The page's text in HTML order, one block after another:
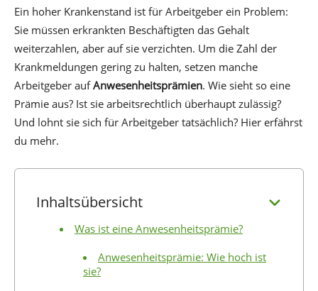
Ein hoher Krankenstand ist für Arbeitgeber ein Problem:
Sie müssen erkrankten Beschäftigten das Gehalt
weiterzahlen, aber auf sie verzichten. Um die Zahl der
Krankmeldungen gering zu halten, setzen manche
Arbeitgeber aufAnwesenheitsprämien. Wie sieht so eine
Prämie aus? Ist sie arbeitsrechtlich überhaupt zulässig?
Und lohnt sie sich für Arbeitgeber tatsächlich? Hier erfährst
du mehr.
Inhaltsübersicht
Was ist eine Anwesenheitsprämie?
Anwesenheitsprämie: Wie hoch ist
sie?